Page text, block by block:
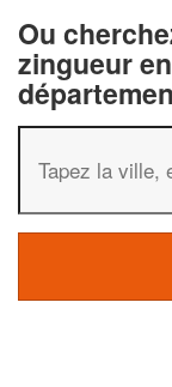
Ou
zingueur